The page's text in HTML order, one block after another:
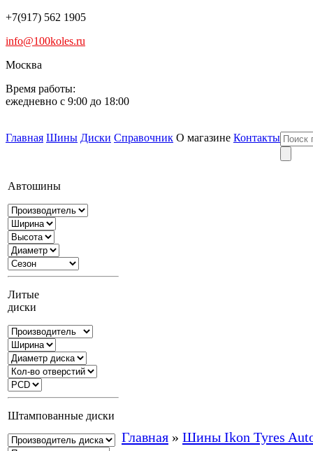
+7(917) 562 1905
info@100koles.ru
Москва
Время работы:
ежедневно с 9:00 до 18:00
Главная Шины Диски Справочник О магазине Контакты
Автошины
Литые
диски
Штампованные диски
Главная » Шины Ikon Tyres